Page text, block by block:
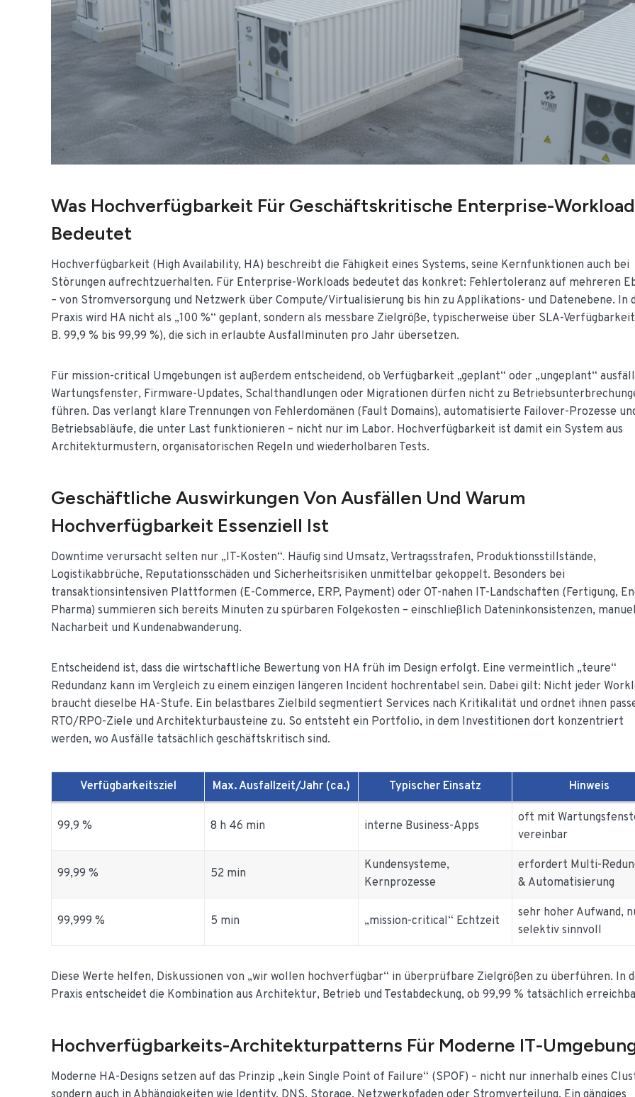
Was Hochverfügbarkeit Für Geschäftskritische Enterprise-
Bedeutet
Hochverfügbarkeit (High Availability, HA) beschreibt die Fähigkeit eines Systems, seine Kernfunktionen auch bei
Störungen aufrechtzuerhalten. Für Enterprise-Workloads bedeutet das konkret: Fehlertoleranz auf mehreren
– von Stromversorgung und Netzwerk über Compute/Virtualisierung bis hin zu Applikations- und Datenebene. In
Praxis wird HA nicht als „100 %“ geplant, sondern als messbare Zielgröße, typischerweise über SLA-
B. 99,9 % bis 99,99 %), die sich in erlaubte Ausfallminuten pro Jahr übersetzen.
Für mission-critical Umgebungen ist außerdem entscheidend, ob Verfügbarkeit „geplant“ oder „ungeplant“
Wartungsfenster, Firmware-Updates, Schalthandlungen oder Migrationen dürfen nicht zu
führen. Das verlangt klare Trennungen von Fehlerdomänen (Fault Domains), automatisierte Failover-Prozesse
Betriebsabläufe, die unter Last funktionieren – nicht nur im Labor. Hochverfügbarkeit ist damit ein System aus
Architekturmustern, organisatorischen Regeln und wiederholbaren Tests.
Geschäftliche Auswirkungen Von Ausfällen Und Warum
Hochverfügbarkeit Essenziell Ist
Downtime verursacht selten nur „IT-Kosten“. Häufig sind Umsatz, Vertragsstrafen, Produktionsstillstände,
Logistikabbrüche, Reputationsschäden und Sicherheitsrisiken unmittelbar gekoppelt. Besonders bei
transaktionsintensiven Plattformen (E-Commerce, ERP, Payment) oder OT-nahen IT-Landschaften (Fertigung,
Pharma) summieren sich bereits Minuten zu spürbaren Folgekosten – einschließlich Dateninkonsistenzen,
Nacharbeit und Kundenabwanderung.
Entscheidend ist, dass die wirtschaftliche Bewertung von HA früh im Design erfolgt. Eine vermeintlich „teure“
Redundanz kann im Vergleich zu einem einzigen längeren Incident hochrentabel sein. Dabei gilt: Nicht jeder
braucht dieselbe HA-Stufe. Ein belastbares Zielbild segmentiert Services nach Kritikalität und ordnet ihnen
RTO/RPO-Ziele und Architekturbausteine zu. So entsteht ein Portfolio, in dem Investitionen dort konzentriert
werden, wo Ausfälle tatsächlich geschäftskritisch sind.
Verfügbarkeitsziel Max. Ausfallzeit/Jahr (ca.) Typischer Einsatz Hinweis
99,9 % 8 h 46 min interne Business-Apps
oft mit
vereinbar
99,99 % 52 min
Kundensysteme,
Kernprozesse
erfordert Multi-
& Automatisierung
99,999 % 5 min „mission-critical“ Echtzeit
sehr hoher Aufwand,
selektiv sinnvoll
Diese Werte helfen, Diskussionen von „wir wollen hochverfügbar“ in überprüfbare Zielgrößen zu überführen. In
Praxis entscheidet die Kombination aus Architektur, Betrieb und Testabdeckung, ob 99,99 % tatsächlich
Hochverfügbarkeits-Architekturpatterns Für Moderne IT-
Moderne HA-Designs setzen auf das Prinzip „kein Single Point of Failure“ (SPOF) – nicht nur innerhalb eines